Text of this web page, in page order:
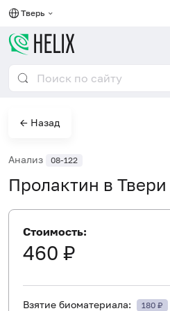
Тверь
← Назад
Анализ 08-122
Пролактин в Твери
Стоимость:
460 ₽
Взятие биоматериала: 180 ₽